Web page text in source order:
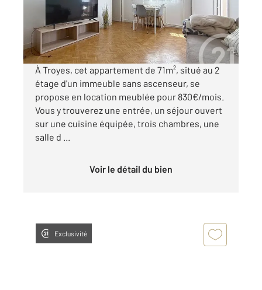
830 €
par mois charges comprises
À Troyes, cet appartement de 71m², situé au 2
étage d'un immeuble sans ascenseur, se
propose en location meublée pour 830€/mois.
Vous y trouverez une entrée, un séjour ouvert
sur une cuisine équipée, trois chambres, une
salle d ...
Voir le détail du bien
Exclusivité